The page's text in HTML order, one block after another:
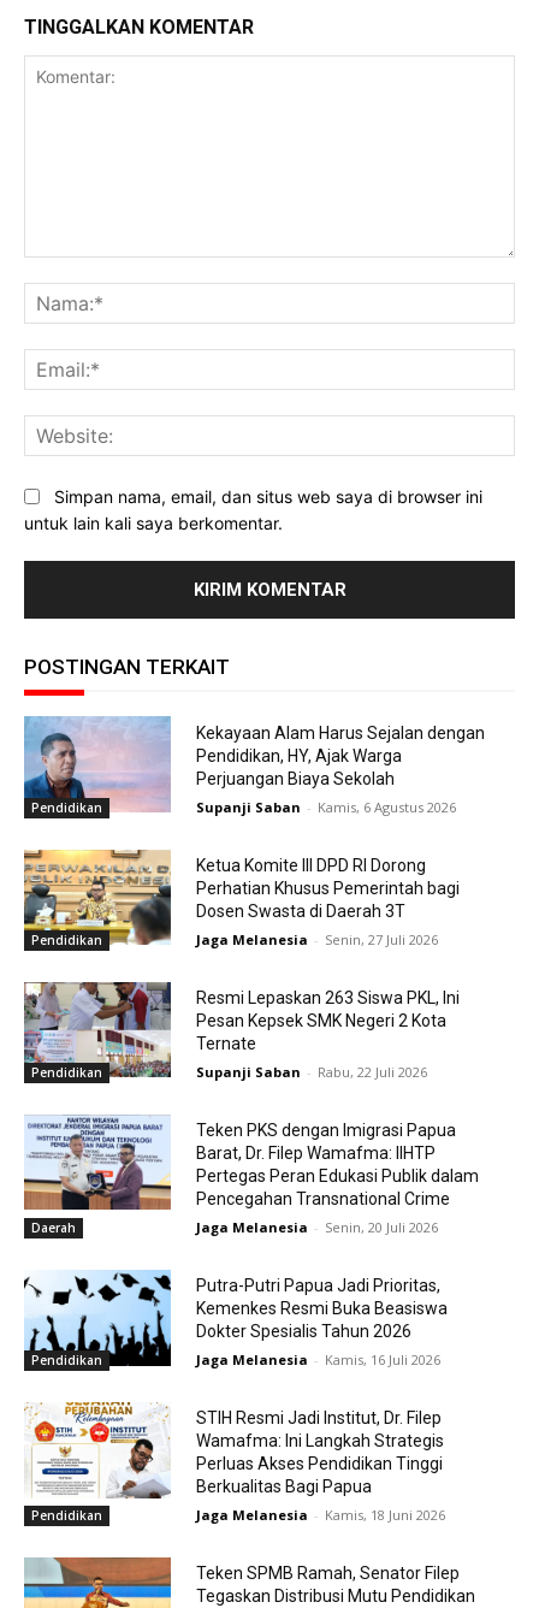
TINGGALKAN KOMENTAR
Simpan nama, email, dan situs web saya di browser ini
untuk lain kali saya berkomentar.
POSTINGAN TERKAIT
Pendidikan
Kekayaan Alam Harus Sejalan dengan
Pendidikan, HY, Ajak Warga
Perjuangan Biaya Sekolah
Supanji Saban - Kamis, 6 Agustus 2026
Pendidikan
Ketua Komite III DPD RI Dorong
Perhatian Khusus Pemerintah bagi
Dosen Swasta di Daerah 3T
Jaga Melanesia - Senin, 27 Juli 2026
Pendidikan
Resmi Lepaskan 263 Siswa PKL, Ini
Pesan Kepsek SMK Negeri 2 Kota
Ternate
Supanji Saban - Rabu, 22 Juli 2026
Daerah
Teken PKS dengan Imigrasi Papua
Barat, Dr. Filep Wamafma: IIHTP
Pertegas Peran Edukasi Publik dalam
Pencegahan Transnational Crime
Jaga Melanesia - Senin, 20 Juli 2026
Pendidikan
Putra-Putri Papua Jadi Prioritas,
Kemenkes Resmi Buka Beasiswa
Dokter Spesialis Tahun 2026
Jaga Melanesia - Kamis, 16 Juli 2026
Pendidikan
STIH Resmi Jadi Institut, Dr. Filep
Wamafma: Ini Langkah Strategis
Perluas Akses Pendidikan Tinggi
Berkualitas Bagi Papua
Jaga Melanesia - Kamis, 18 Juni 2026
Teken SPMB Ramah, Senator Filep
Tegaskan Distribusi Mutu Pendidikan